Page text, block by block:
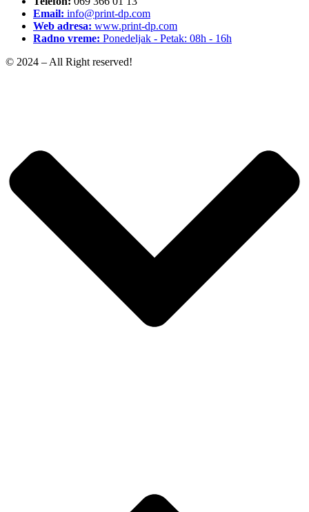
Email: info@print-dp.com
Web adresa: www.print-dp.com
Radno vreme: Ponedeljak - Petak: 08h - 16h
© 2024 – All Right reserved!